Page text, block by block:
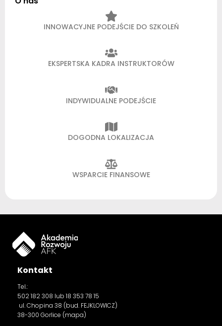
INNOWACYJNE PODEJŚCIE DO SZKOLEŃ
EKSPERTSKA KADRA INSTRUKTORÓW
INDYWIDUALNE PODEJŚCIE
DOGODNA LOKALIZACJA
WSPARCIE FINANSOWE
Kontakt
Tel.:
502 182 308 lub 18 353 78 15
ul. Chopina 38 (bud. FEJKLOWICZ)
38-300 Gorlice (mapa)